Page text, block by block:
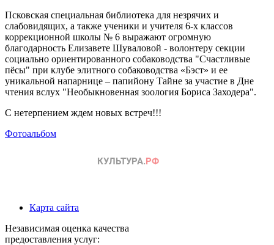
Псковская специальная библиотека для незрячих и
слабовидящих, а также ученики и учителя 6-х классов
коррекционной школы № 6 выражают огромную
благодарность Елизавете Шуваловой - волонтеру секции
социально ориентированного собаководства "Счастливые
пёсы" при клубе элитного собаководства «Бэст» и ее
уникальной напарнице – папийону Тайне за участие в Дне
чтения вслух "Необыкновенная зоология Бориса Заходера".
С нетерпением ждем новых встреч!!!
Фотоальбом
Карта сайта
Независимая оценка качества
предоставления услуг: